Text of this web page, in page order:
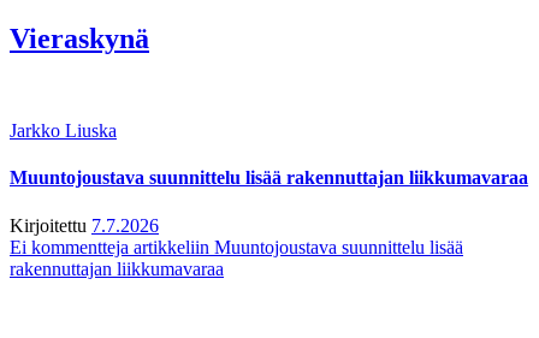
Vieraskynä
Jarkko Liuska
Muuntojoustava suunnittelu lisää rakennuttajan liikkumavaraa
Kirjoitettu 7.7.2026
Ei kommentteja artikkeliin Muuntojoustava suunnittelu lisää
rakennuttajan liikkumavaraa